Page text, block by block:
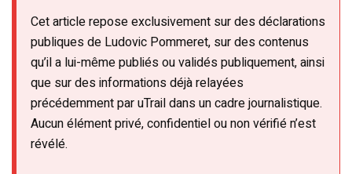
Cet article repose exclusivement sur des déclarations
publiques de Ludovic Pommeret, sur des contenus
qu’il a lui-même publiés ou validés publiquement, ainsi
que sur des informations déjà relayées
précédemment par uTrail dans un cadre journalistique.
Aucun élément privé, confidentiel ou non vérifié n’est
révélé.